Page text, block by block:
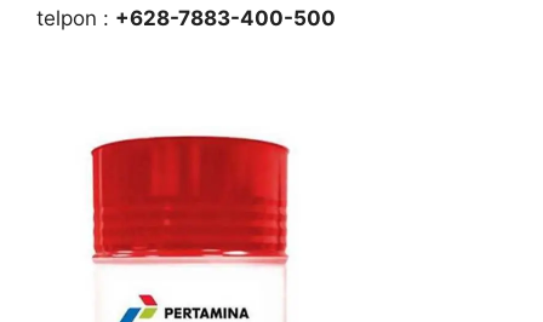
telpon : +628-7883-400-500